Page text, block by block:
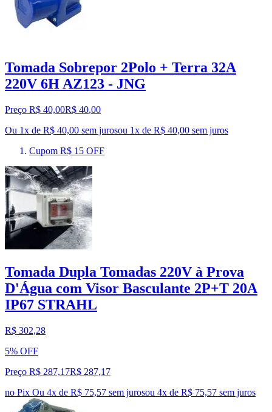
Tomada Sobrepor 2Polo + Terra 32A
220V 6H AZ123 - JNG
Preço R$ 40,00R$ 40,00
Ou 1x de R$ 40,00 sem jurosou 1x de R$ 40,00 sem juros
Cupom R$ 15 OFF
Tomada Dupla Tomadas 220V à Prova
D'Água com Visor Basculante 2P+T 20A
IP67 STRAHL
R$ 302,28
5% OFF
Preço R$ 287,17R$ 287,17
no Pix Ou 4x de R$ 75,57 sem jurosou 4x de R$ 75,57 sem juros